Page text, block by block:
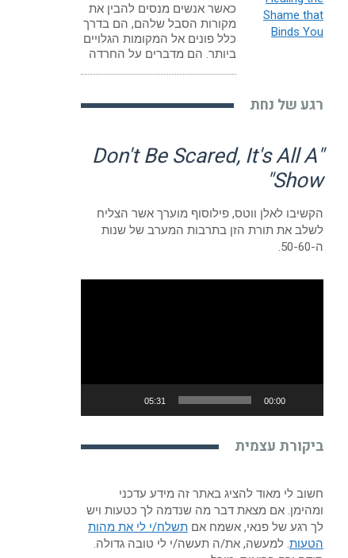
כאשר אנשים מנסים להבין את
מקורות הסבל שלהם, הם בדרך
כלל פונים אל המקומות הגלויים
ביותר. הם מדברים על החרדה
רגע של נחת
"Don't Be Scared, It's All A
Show"
הקשיבו לאלן ווטס, פילוסוף מוערך אשר הצליח
לשלב את תורת הזן בתרבות המערב של שנות
ה-50-60.
00:00
05:31
ביקורת עצמית
חשוב לי מאוד להציג באתר זה מידע עדכני
ומהימן. אם מצאת דבר מה שנדמה לך כטעות ויש
לך רגע של פנאי, אשמח אם תשלח/י לי את מהות
הטעות. למעשה, את/ה תעשה/י לי טובה גדולה.